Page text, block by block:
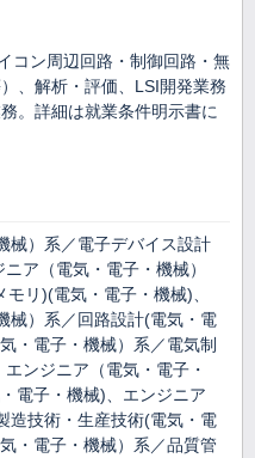
コン周辺回路・制御回路・無
、解析・評価、LSI開発業務
。詳細は就業条件明示書に
械）系／電子デバイス設計
ア（電気・電子・機械）
リ)(電気・電子・機械)、
械）系／回路設計(電気・電
・電子・機械）系／電気制
ンジニア（電気・電子・
電子・機械)、エンジニア
造技術・生産技術(電気・電
・電子・機械）系／品質管